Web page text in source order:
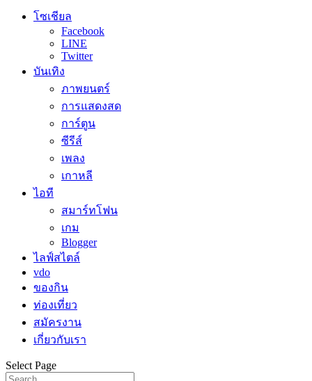
โซเชียล
Facebook
LINE
Twitter
บันเทิง
ภาพยนตร์
การแสดงสด
การ์ตูน
ซีรีส์
เพลง
เกาหลี
ไอที
สมาร์ทโฟน
เกม
Blogger
ไลฟ์สไตล์
vdo
ของกิน
ท่องเที่ยว
สมัครงาน
เกี่ยวกับเรา
Select Page